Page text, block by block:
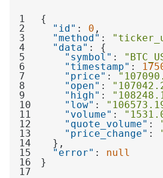
1
2
"id" : 0
3
"method" :
4
"data"
5
"symbol" :
6
"timestamp" :
7
"price" :
8
"open" :
9
"high" :
10
"low" :
11
"volume" :
12
"quote_volume" :
13
"price_change" :
14
15
"error" : null
16
17